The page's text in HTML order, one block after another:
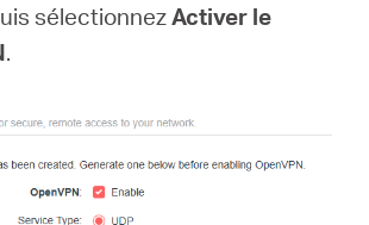
sélectionnezActiver le
.